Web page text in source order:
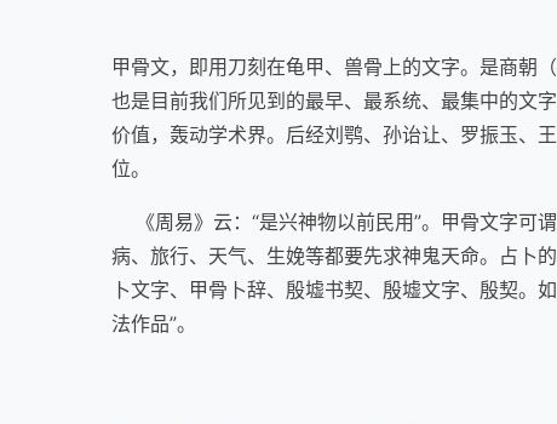
甲骨文，即用刀刻在龟甲、兽骨上的文字。是商朝
也是目前我们所见到的最早、最系统、最集中的文
价值，轰动学术界。后经刘鹗、孙诒让、罗振玉、
位。
《周易》云：“是兴神物以前民用”。甲骨文字可
病、旅行、天气、生娩等都要先求神鬼天命。占卜
卜文字、甲骨卜辞、殷墟书契、殷墟文字、殷契。
法作品”。